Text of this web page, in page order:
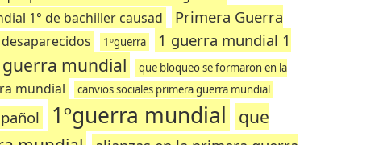
1° de bachiller causad
Primera Guerra
1ºguerra
1 guerra mundial 1
guerra mundial
que bloqueo se formaron en la
mundial canvios sociales primera guerra mundial
1ºguerra mundial
que